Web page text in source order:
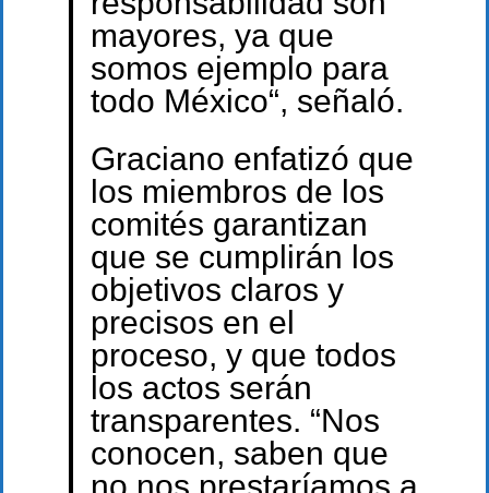
mayores, ya que
somos ejemplo para
todo México“, señaló.
Graciano enfatizó que
los miembros de los
comités garantizan
que se cumplirán los
objetivos claros y
precisos en el
proceso, y que todos
los actos serán
transparentes. “Nos
conocen, saben que
no nos prestaríamos a